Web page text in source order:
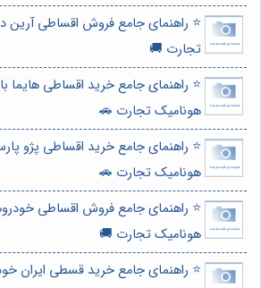
⭐️ راهنمای جامع فروش اقساطی آرین
تجارت 🚚
⭐️ راهنمای جامع خرید اقساطی هایما
هونامیک تجارت 🚗
⭐️ راهنمای جامع خرید اقساطی پژو
هونامیک تجارت 🚗
⭐️ راهنمای جامع فروش اقساطی
هونامیک تجارت 🚚
⭐️ راهنمای جامع خرید قسطی ایران